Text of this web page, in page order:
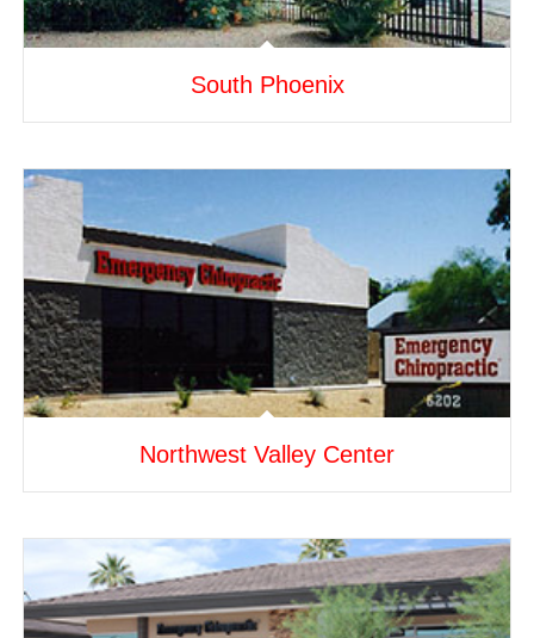
South Phoenix
Northwest Valley Center